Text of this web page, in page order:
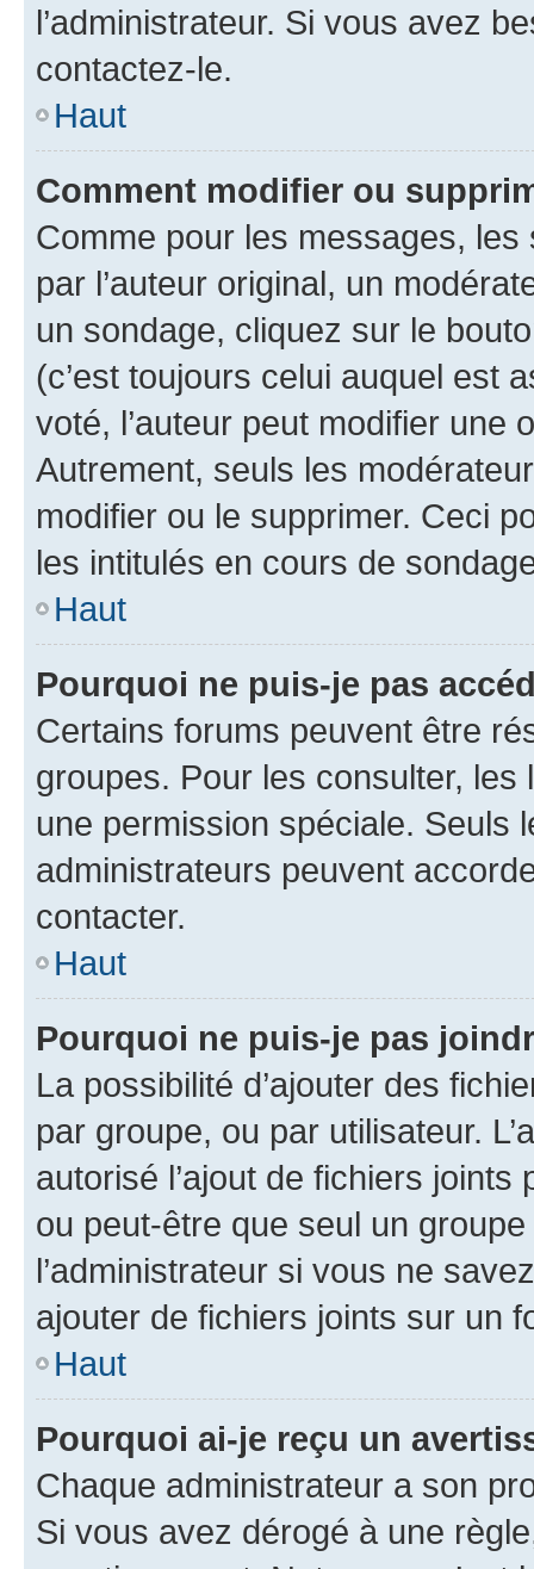
l’administrateur. Si vous avez
contactez-le.
Haut
Comment modifier ou
Comme pour les messages,
par l’auteur original, un
un sondage, cliquez sur le
(c’est toujours celui auquel est
voté, l’auteur peut modifier une
Autrement, seuls les
modifier ou le supprimer. Ceci
les intitulés en cours de
Haut
Pourquoi ne puis-je pas
Certains forums peuvent être
groupes. Pour les consulter,
une permission spéciale. Seuls
administrateurs peuvent
contacter.
Haut
Pourquoi ne puis-je pas
La possibilité d’ajouter des
par groupe, ou par utilisateur.
autorisé l’ajout de fichiers
ou peut-être que seul un
l’administrateur si vous ne
ajouter de fichiers joints sur un
Haut
Pourquoi ai-je reçu un
Chaque administrateur a son
Si vous avez dérogé à une